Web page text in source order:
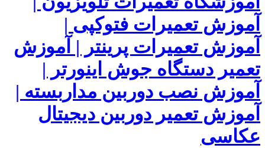
آموزش تعمیرات فتوکپی |
آموزش تعمیرات پرینتر | آموزش
تعمیر دستگاه جوش اینورتر |
آموزش نصب دوربین مداربسته |
آموزش تعمیر دوربین دیجیتال
عکاسی